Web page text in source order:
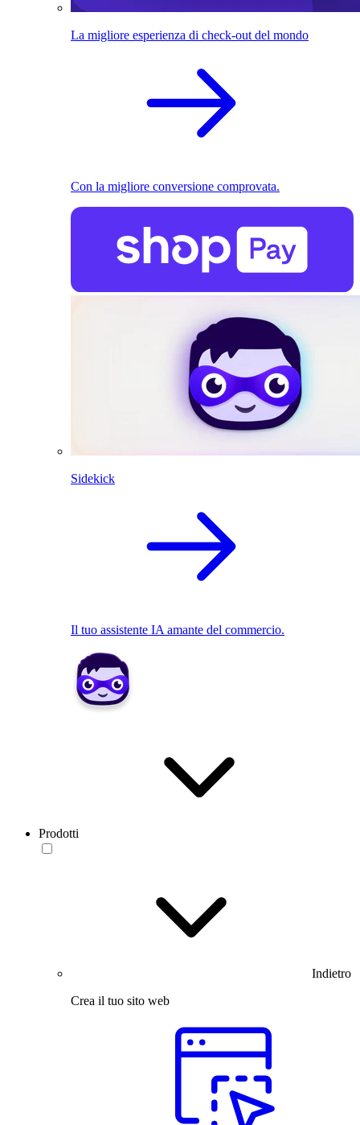
La migliore esperienza di check-out del mondo
Con la migliore conversione comprovata.
Sidekick
Il tuo assistente IA amante del commercio.
Prodotti
Indietro
Crea il tuo sito web